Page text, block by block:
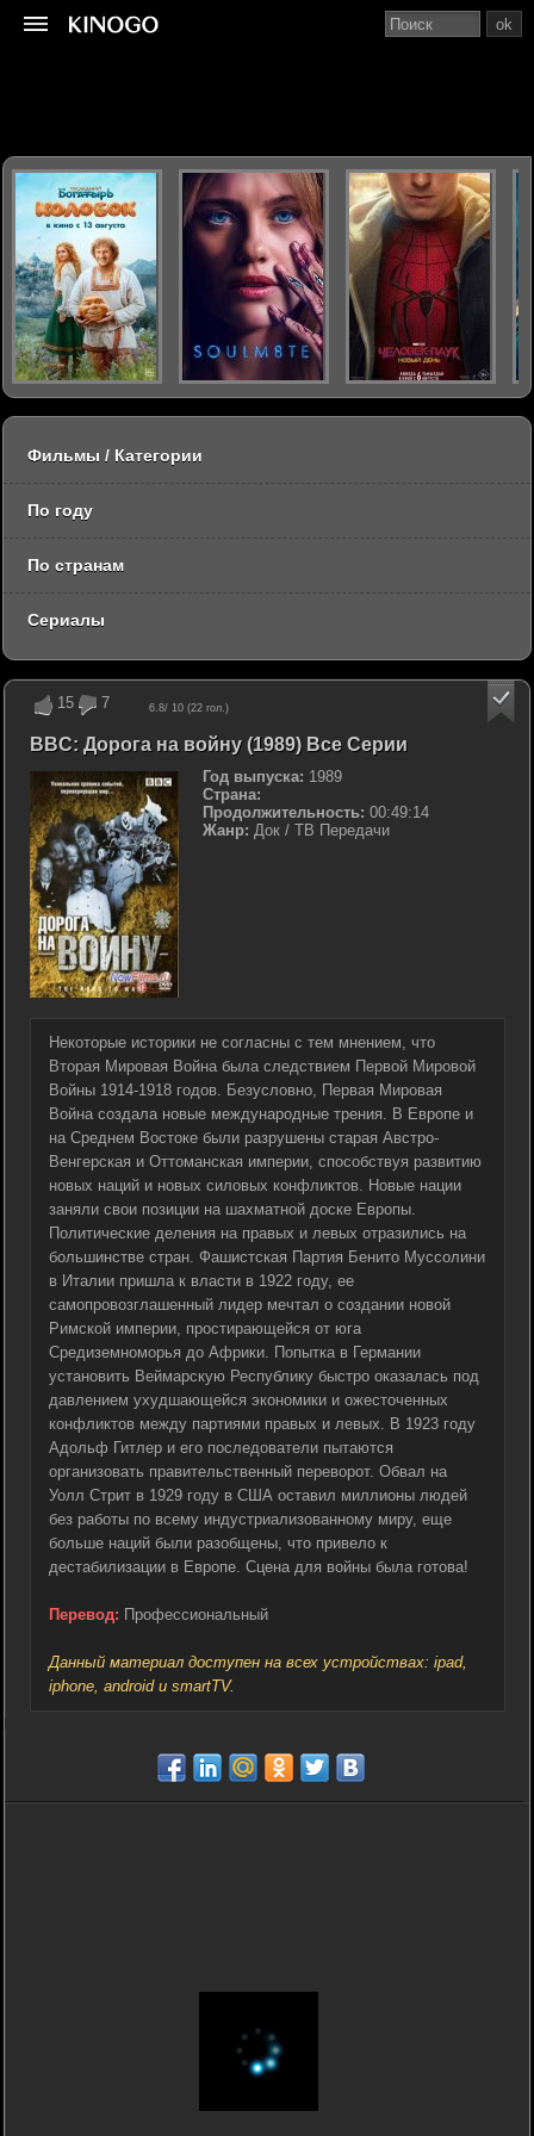
15 7 6.8/ 10 (22 гол.)
BBC: Дорога на войну (1989) Все Серии
Год выпуска: 1989
Страна:
Продолжительность: 00:49:14
Жанр: Док / ТВ Передачи
Некоторые историки не согласны с тем мнением, что
Вторая Мировая Война была следствием Первой Мировой
Войны 1914-1918 годов. Безусловно, Первая Мировая
Война создала новые международные трения. В Европе и
на Среднем Востоке были разрушены старая Австро-
Венгерская и Оттоманская империи, способствуя развитию
новых наций и новых силовых конфликтов. Новые нации
заняли свои позиции на шахматной доске Европы.
Политические деления на правых и левых отразились на
большинстве стран. Фашистская Партия Бенито Муссолини
в Италии пришла к власти в 1922 году, ее
самопровозглашенный лидер мечтал о создании новой
Римской империи, простирающейся от юга
Средиземноморья до Африки. Попытка в Германии
установить Веймарскую Республику быстро оказалась под
давлением ухудшающейся экономики и ожесточенных
конфликтов между партиями правых и левых. В 1923 году
Адольф Гитлер и его последователи пытаются
организовать правительственный переворот. Обвал на
Уолл Стрит в 1929 году в США оставил миллионы людей
без работы по всему индустриализованному миру, еще
больше наций были разобщены, что привело к
дестабилизации в Европе. Сцена для войны была готова!
Перевод: Профессиональный
Данный материал доступен на всех устройствах: ipad,
iphone, android и smartTV.
ok
Фильмы / Категории
По году
По странам
Сериалы